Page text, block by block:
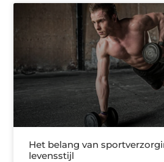
Het belang van
levensstijl